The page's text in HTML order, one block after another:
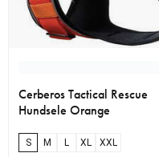
Cerberos Tactical Rescue
Hundsele Orange
S M L XL XXL